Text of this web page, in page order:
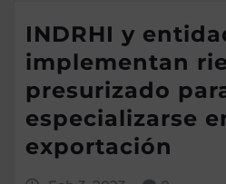
INDRHI y
implementan
presurizado
especializarse
exportación